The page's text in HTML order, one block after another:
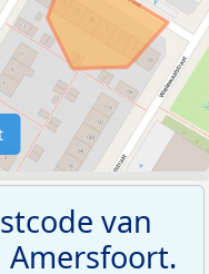
van
Amersfoort.